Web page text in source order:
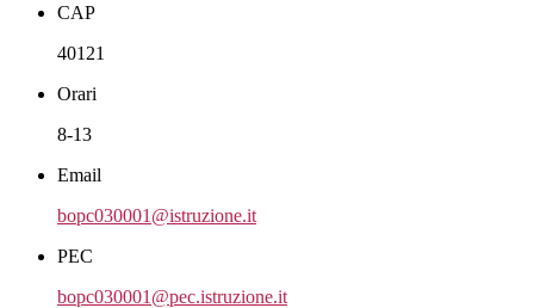
CAP
40121
Orari
8-13
Email
bopc030001@istruzione.it
PEC
bopc030001@pec.istruzione.it